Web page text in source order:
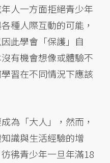
人一方面拒絕青少年
種人際互動的可能，
此學會「保護」自
有機會想像或體驗不
習在不同情況下應該
為「大人」，然而，
識與生活經驗的增
彿青少年一旦年滿18